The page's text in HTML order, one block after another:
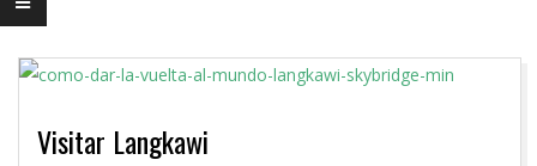
Visitar Langkawi